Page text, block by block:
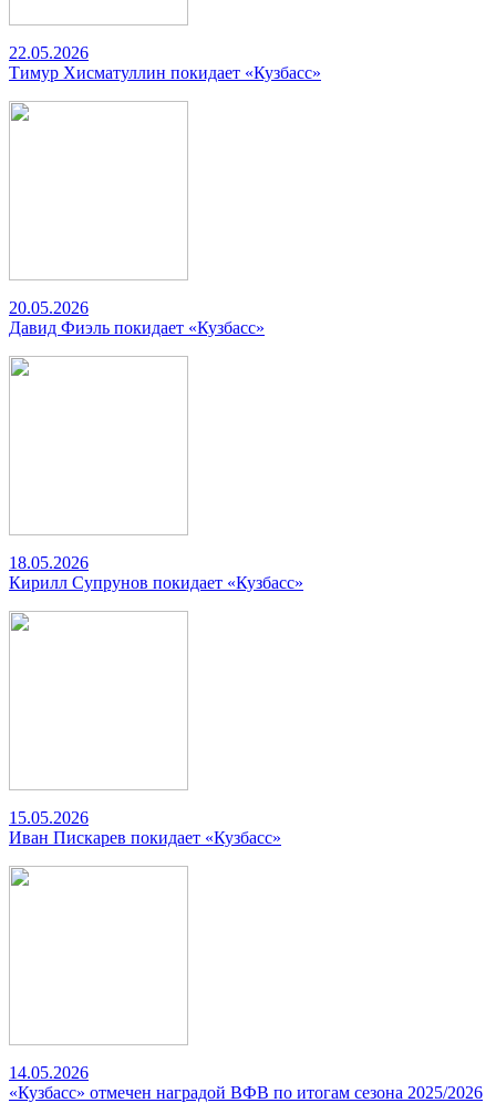
22.05.2026
Тимур Хисматуллин покидает «Кузбасс»
20.05.2026
Давид Фиэль покидает «Кузбасс»
18.05.2026
Кирилл Супрунов покидает «Кузбасс»
15.05.2026
Иван Пискарев покидает «Кузбасс»
14.05.2026
«Кузбасс» отмечен наградой ВФВ по итогам сезона 2025/2026